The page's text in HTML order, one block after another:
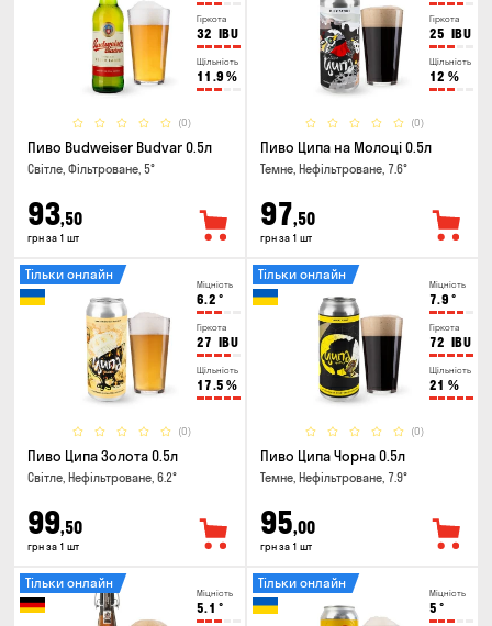
Гіркота
32 IBU
Щільність
11.9 %
(0)
Пиво Budweiser Budvar 0.5л
Світле, Фільтроване, 5°
93,50
грн за 1 шт
Гіркота
25 IBU
Щільність
12 %
(0)
Пиво Ципа на Молоці 0.5л
Темне, Нефільтроване, 7.6°
97,50
грн за 1 шт
Міцність
6.2 °
Гіркота
27 IBU
Щільність
17.5 %
(0)
Тільки онлайн
Пиво Ципа Золота 0.5л
Світле, Нефільтроване, 6.2°
99,50
грн за 1 шт
Міцність
7.9 °
Гіркота
72 IBU
Щільність
21 %
(0)
Тільки онлайн
Пиво Ципа Чорна 0.5л
Темне, Нефільтроване, 7.9°
95,00
грн за 1 шт
Міцність
5.1 °
Тільки онлайн
Міцність
5 °
Тільки онлайн